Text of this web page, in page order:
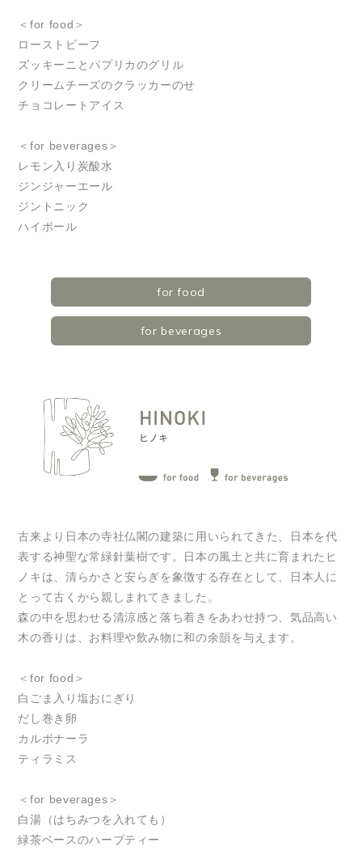
＜for food＞
ローストビーフ
ズッキーニとパプリカのグリル
クリームチーズのクラッカーのせ
チョコレートアイス
＜for beverages＞
レモン入り炭酸水
ジンジャーエール
ジントニック
ハイボール
for food
for beverages
古来より日本の寺社仏閣の建築に用いられてきた、日本を代
表する神聖な常緑針葉樹です。日本の風土と共に育まれたヒ
ノキは、清らかさと安らぎを象徴する存在として、日本人に
とって古くから親しまれてきました。
森の中を思わせる清涼感と落ち着きをあわせ持つ、気品高い
木の香りは、お料理や飲み物に和の余韻を与えます。
＜for food＞
白ごま入り塩おにぎり
だし巻き卵
カルボナーラ
ティラミス
＜for beverages＞
白湯（はちみつを入れても）
緑茶ベースのハーブティー